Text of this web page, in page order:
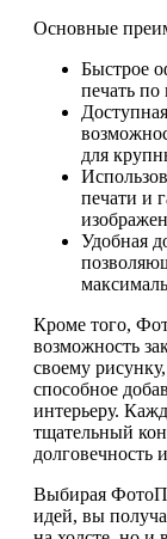
Основные
Быстрое
печать
для
печати и
Удобная
Кроме того,
возможность
своему
способное
интерьеру.
тщательный
долговечность
Выбирая
идей, вы